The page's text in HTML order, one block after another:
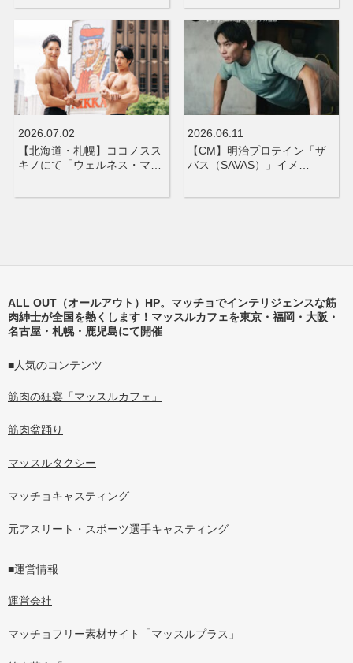
2026.07.02
【北海道・札幌】ココノスス
キノにて「ウェルネス・マ…
2026.06.11
【CM】明治プロテイン「ザ
バス（SAVAS）」イメ…
ALL OUT（オールアウト）HP。マッチョでインテリジェンスな筋
肉紳士が全国を熱くします！マッスルカフェを東京・福岡・大阪・
名古屋・札幌・鹿児島にて開催
■人気のコンテンツ
筋肉の狂宴「マッスルカフェ」
筋肉盆踊り
マッスルタクシー
マッチョキャスティング
元アスリート・スポーツ選手キャスティング
■運営情報
運営会社
マッチョフリー素材サイト「マッスルプラス」